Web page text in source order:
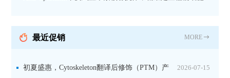
最近促销 MORE
2026-07-15
初夏盛惠，Cytoskeleton翻译后修饰（PTM）产